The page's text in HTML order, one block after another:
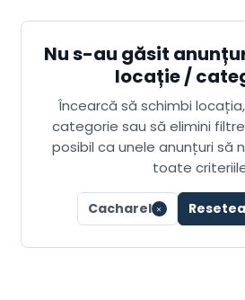
Nu s-au găsit
locație /
Încearcă să schimbi
categorie sau să elimini
posibil ca unele anunțuri să
toate
Cacharel